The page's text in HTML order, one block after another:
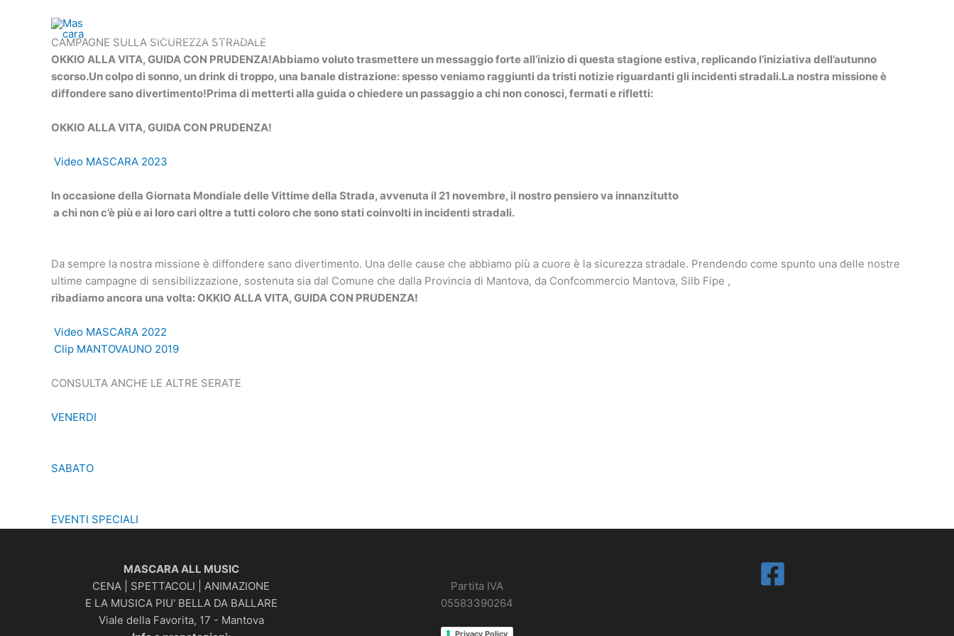
CAMPAGNE SULLA SICUREZZA STRADALE
CAMPAGNE SULLA SICUREZZA STRADALE
OKKIO ALLA VITA, GUIDA CON PRUDENZA!Abbiamo voluto trasmettere un messaggio forte all’inizio di questa stagione estiva, replicando l’iniziativa dell’autunno
scorso.Un colpo di sonno, un drink di troppo, una banale distrazione: spesso veniamo raggiunti da tristi notizie riguardanti gli incidenti stradali.La nostra missione è
diffondere sano divertimento!Prima di metterti alla guida o chiedere un passaggio a chi non conosci, fermati e rifletti:
OKKIO ALLA VITA, GUIDA CON PRUDENZA!
Video MASCARA 2023
In occasione della Giornata Mondiale delle Vittime della Strada, avvenuta il 21 novembre, il nostro pensiero va innanzitutto
a chi non c’è più e ai loro cari oltre a tutti coloro che sono stati coinvolti in incidenti stradali.
Da sempre la nostra missione è diffondere sano divertimento. Una delle cause che abbiamo più a cuore è la sicurezza stradale. Prendendo come spunto una delle nostre
ultime campagne di sensibilizzazione, sostenuta sia dal Comune che dalla Provincia di Mantova, da Confcommercio Mantova, Silb Fipe ,
ribadiamo ancora una volta: OKKIO ALLA VITA, GUIDA CON PRUDENZA!
Video MASCARA 2022
Clip MANTOVAUNO 2019
CONSULTA ANCHE LE ALTRE SERATE
VENERDI
SABATO
EVENTI SPECIALI
MASCARA ALL MUSIC
CENA | SPETTACOLI | ANIMAZIONE
E LA MUSICA PIU' BELLA DA BALLARE
Viale della Favorita, 17 - Mantova
Partita IVA
05583390264
Privacy Policy